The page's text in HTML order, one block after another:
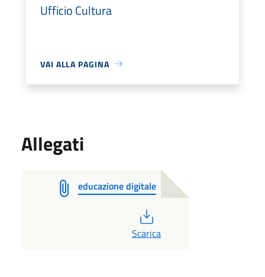
Ufficio Cultura
VAI ALLA PAGINA
Allegati
educazione digitale
Scarica